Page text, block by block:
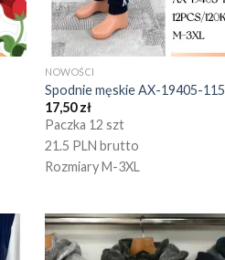
NOWOŚCI
Spodnie męskie AX-19405-115
17,50zł
Paczka 12 szt
21.5 PLN brutto
Rozmiary M-3XL